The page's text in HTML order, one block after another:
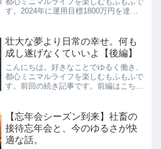
す。2024年に運用目標1800万円を達成
となく増えてきていた体調不良がなくな
り、仕事が楽しみで...
壮大な夢より日常の幸せ。何も
成し遂げなくていいよ【後編】
こんにちは。好きなことでゆるく働き、
都心ミニマルライフを楽しむもふもふで
す。前回の続き記事です。前編はこち
る。」という私の持論についてお伝えし
ます。解像度の低い夢より、日常...
【忘年会シーズン到来】社畜の
接待忘年会と、今のゆるさが快
適な話。